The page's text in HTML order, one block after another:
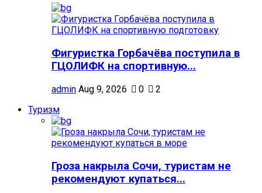
Фигуристка Горбачёва поступила в
ГЦОЛИФК на спортивную...
admin Aug 9, 2026 0
2
Туризм
Гроза накрыла Сочи, туристам не
рекомендуют купаться...